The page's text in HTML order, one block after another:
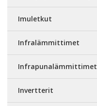
Imuletkut
Infralämmittimet
Infrapunalämmittimet
Invertterit